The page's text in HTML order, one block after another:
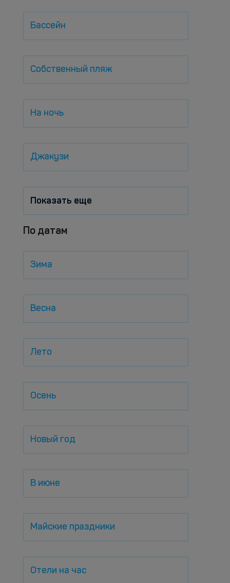
Бассейн
Собственный пляж
На ночь
Джакузи
Показать еще
По датам
Зима
Весна
Лето
Осень
Новый год
В июне
Майские праздники
Отели на час